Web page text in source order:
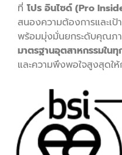
ที่โปร อินไซด์ (Pro
สนองความต้องการและเ
พร้อมมุ่งมั่นยกระดับคุณภา
มาตรฐานอุตสาหกรรมใน
และความพึงพอใจสูงสุดให้